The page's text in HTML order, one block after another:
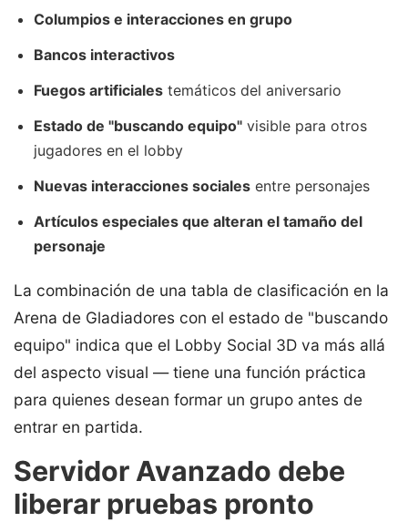
Columpios e interacciones en grupo
Bancos interactivos
Fuegos artificiales temáticos del aniversario
Estado de "buscando equipo" visible para otros
jugadores en el lobby
Nuevas interacciones sociales entre personajes
Artículos especiales que alteran el tamaño del
personaje
La combinación de una tabla de clasificación en la
Arena de Gladiadores con el estado de "buscando
equipo" indica que el Lobby Social 3D va más allá
del aspecto visual — tiene una función práctica
para quienes desean formar un grupo antes de
entrar en partida.
Servidor Avanzado debe
liberar pruebas pronto